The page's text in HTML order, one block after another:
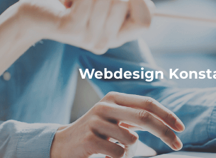
Webdesign